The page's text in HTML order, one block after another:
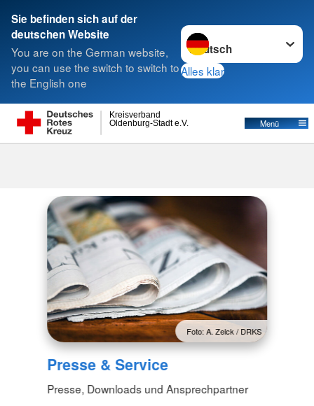
Sie befinden sich auf der
deutschen Website
You are on the German website,
you can use the switch to switch to
the English one
Sprache wechseln zu
Alles klar
Oldenburg-Stadt e.V.
Kreisverband
Menü
Suche
Foto: A. Zelck / DRKS
Presse & Service
Presse, Downloads und Ansprechpartner